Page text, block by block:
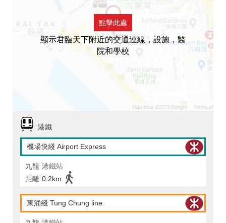
點擊此處
顯示君臨天下附近的交通連線，設施，醫
院和學校
港鐵
機場快綫 Airport Express
九龍 港鐵站
距離 0.2km
東涌綫 Tung Chung line